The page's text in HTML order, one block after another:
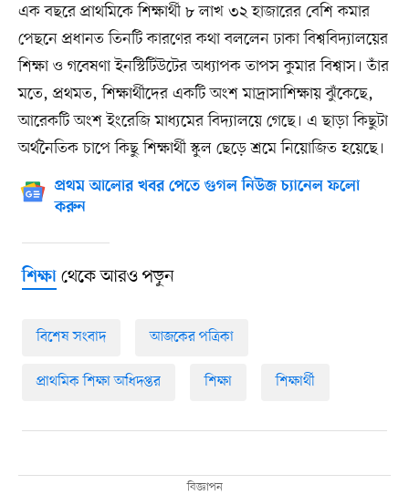
এক বছরে প্রাথমিকে শিক্ষার্থী ৮ লাখ ৩২ হাজারের বেশি কমার
পেছনে প্রধানত তিনটি কারণের কথা বললেন ঢাকা বিশ্ববিদ্যালয়ের
শিক্ষা ও গবেষণা ইনস্টিটিউটের অধ্যাপক তাপস কুমার বিশ্বাস। তাঁর
মতে, প্রথমত, শিক্ষার্থীদের একটি অংশ মাদ্রাসাশিক্ষায় ঝুঁকেছে,
আরেকটি অংশ ইংরেজি মাধ্যমের বিদ্যালয়ে গেছে। এ ছাড়া কিছুটা
অর্থনৈতিক চাপে কিছু শিক্ষার্থী স্কুল ছেড়ে শ্রমে নিয়োজিত হয়েছে।
প্রথম আলোর খবর পেতে গুগল নিউজ চ্যানেল ফলো
করুন
শিক্ষাথেকে আরও পড়ুন
বিশেষ সংবাদ আজকের পত্রিকা
প্রাথমিক শিক্ষা অধিদপ্তর শিক্ষা শিক্ষার্থী